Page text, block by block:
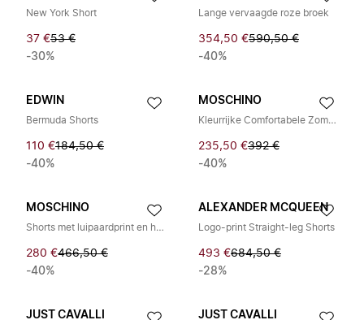
New York Short
37 €53 €
-30%
Lange vervaagde roze broek
354,50 €590,50 €
-40%
EDWIN
Bermuda Shorts
110 €184,50 €
-40%
MOSCHINO
Kleurrijke Comfortabele Zomer Shorts
235,50 €392 €
-40%
MOSCHINO
Shorts met luipaardprint en hoge taille
280 €466,50 €
-40%
ALEXANDER MCQUEEN
Logo-print Straight-leg Shorts
493 €684,50 €
-28%
JUST CAVALLI JUST CAVALLI